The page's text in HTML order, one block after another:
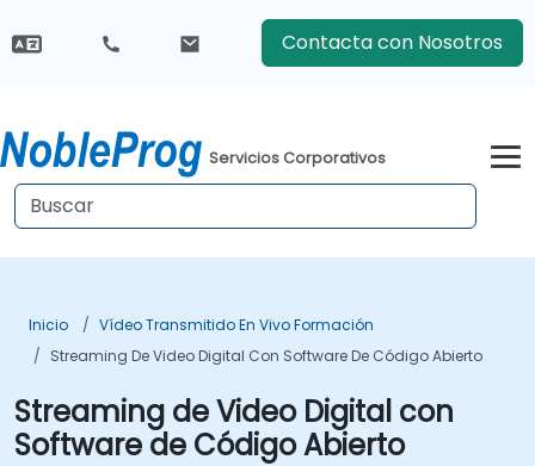
Contacta con Nosotros
Servicios Corporativos
Inicio
Vídeo Transmitido En Vivo Formación
Streaming De Video Digital Con Software De Código Abierto
Streaming de Video Digital con
Software de Código Abierto